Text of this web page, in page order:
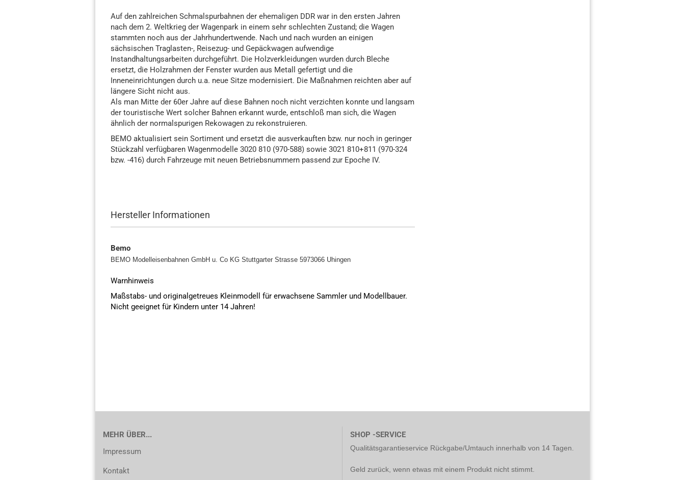
Auf den zahlreichen Schmalspurbahnen der ehemaligen DDR war in den ersten Jahren
nach dem 2. Weltkrieg der Wagenpark in einem sehr schlechten Zustand; die Wagen
stammten noch aus der Jahrhundertwende. Nach und nach wurden an einigen
sächsischen Traglasten-, Reisezug- und Gepäckwagen aufwendige
Instandhaltungsarbeiten durchgeführt. Die Holzverkleidungen wurden durch Bleche
ersetzt, die Holzrahmen der Fenster wurden aus Metall gefertigt und die
Inneneinrichtungen durch u.a. neue Sitze modernisiert. Die Maßnahmen reichten aber auf
längere Sicht nicht aus.
Als man Mitte der 60er Jahre auf diese Bahnen noch nicht verzichten konnte und langsam
der touristische Wert solcher Bahnen erkannt wurde, entschloß man sich, die Wagen
ähnlich der normalspurigen Rekowagen zu rekonstruieren.
BEMO aktualisiert sein Sortiment und ersetzt die ausverkauften bzw. nur noch in geringer
Stückzahl verfügbaren Wagenmodelle 3020 810 (970-588) sowie 3021 810+811 (970-324
bzw. -416) durch Fahrzeuge mit neuen Betriebsnummern passend zur Epoche IV.
Hersteller Informationen
Bemo
BEMO Modelleisenbahnen GmbH u. Co KG Stuttgarter Strasse 5973066 Uhingen
Warnhinweis
Maßstabs- und originalgetreues Kleinmodell für erwachsene Sammler und Modellbauer.
Nicht geeignet für Kindern unter 14 Jahren!
MEHR ÜBER...
Impressum
Kontakt
SHOP -SERVICE
Qualitätsgarantieservice Rückgabe/Umtauch innerhalb von 14 Tagen.
Geld zurück, wenn etwas mit einem Produkt nicht stimmt.